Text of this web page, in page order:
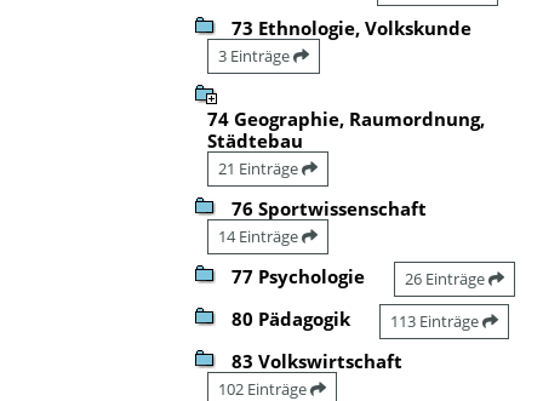
73 Ethnologie, Volkskunde
3 Einträge
74 Geographie, Raumordnung,
Städtebau
21 Einträge
76 Sportwissenschaft
14 Einträge
77 Psychologie 26 Einträge
80 Pädagogik 113 Einträge
83 Volkswirtschaft
102 Einträge